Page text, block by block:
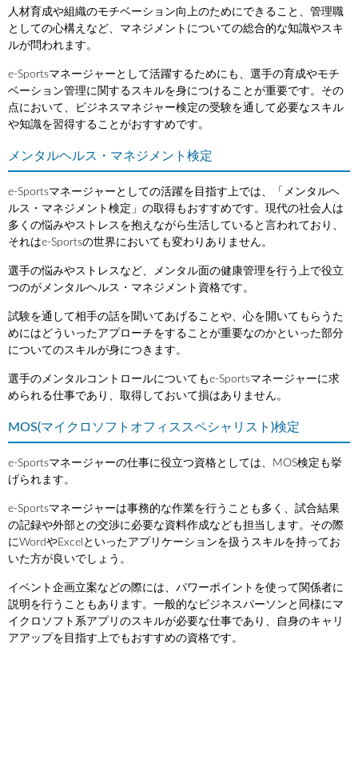
人材育成や組織のモチベーション向上のためにできること、管理職
としての心構えなど、マネジメントについての総合的な知識やスキ
ルが問われます。
e-Sportsマネージャーとして活躍するためにも、選手の育成やモチ
ベーション管理に関するスキルを身につけることが重要です。その
点において、ビジネスマネジャー検定の受験を通して必要なスキル
や知識を習得することがおすすめです。
メンタルヘルス・マネジメント検定
e-Sportsマネージャーとしての活躍を目指す上では、「メンタルヘ
ルス・マネジメント検定」の取得もおすすめです。現代の社会人は
多くの悩みやストレスを抱えながら生活していると言われており、
それはe-Sportsの世界においても変わりありません。
選手の悩みやストレスなど、メンタル面の健康管理を行う上で役立
つのがメンタルヘルス・マネジメント資格です。
試験を通して相手の話を聞いてあげることや、心を開いてもらうた
めにはどういったアプローチをすることが重要なのかといった部分
についてのスキルが身につきます。
選手のメンタルコントロールについてもe-Sportsマネージャーに求
められる仕事であり、取得しておいて損はありません。
MOS(マイクロソフトオフィススペシャリスト)検定
e-Sportsマネージャーの仕事に役立つ資格としては、MOS検定も挙
げられます。
e-Sportsマネージャーは事務的な作業を行うことも多く、試合結果
の記録や外部との交渉に必要な資料作成なども担当します。その際
にWordやExcelといったアプリケーションを扱うスキルを持ってお
いた方が良いでしょう。
イベント企画立案などの際には、パワーポイントを使って関係者に
説明を行うこともあります。一般的なビジネスパーソンと同様にマ
イクロソフト系アプリのスキルが必要な仕事であり、自身のキャリ
アアップを目指す上でもおすすめの資格です。